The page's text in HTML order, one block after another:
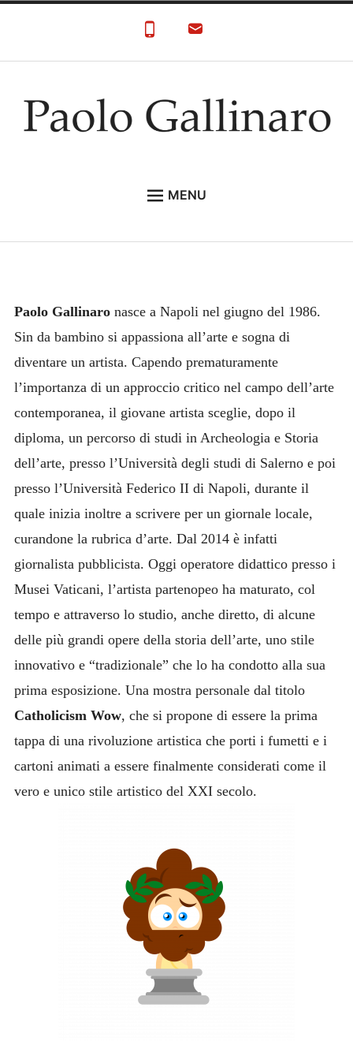
Paolo Gallinaro
MENU
Paolo Gallinaronasce a Napoli nel giugno del 1986.
Sin da bambino si appassiona all’arte e sogna di
diventare un artista. Capendo prematuramente
l’importanza di un approccio critico nel campo dell’arte
contemporanea, il giovane artista sceglie, dopo il
diploma, un percorso di studi in Archeologia e Storia
dell’arte, presso l’Università degli studi di Salerno e poi
presso l’Università Federico II di Napoli, durante il
quale inizia inoltre a scrivere per un giornale locale,
curandone la rubrica d’arte. Dal 2014 è infatti
giornalista pubblicista. Oggi operatore didattico presso i
Musei Vaticani, l’artista partenopeo ha maturato, col
tempo e attraverso lo studio, anche diretto, di alcune
delle più grandi opere della storia dell’arte, uno stile
innovativo e “tradizionale” che lo ha condotto alla sua
prima esposizione. Una mostra personale dal titolo
Catholicism Wow, che si propone di essere la prima
tappa di una rivoluzione artistica che porti i fumetti e i
cartoni animati a essere finalmente considerati come il
vero e unico stile artistico del XXI secolo.